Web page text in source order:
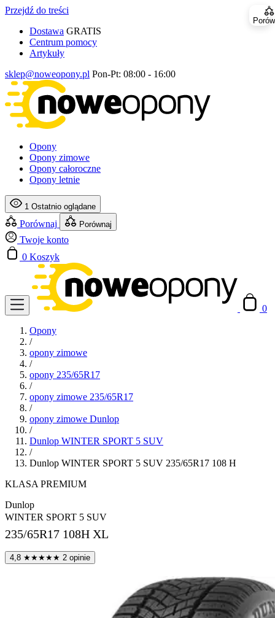
Przejdź do treści
Dostawa GRATIS
Centrum pomocy
Artykuły
sklep@noweopony.pl Pon-Pt: 08:00 - 16:00
Opony
Opony zimowe
Opony całoroczne
Opony letnie
1 Ostatnio oglądane
Porównaj Porównaj
Twoje konto
0 Koszyk
0
Opony
/
opony zimowe
/
opony 235/65R17
/
opony zimowe 235/65R17
/
opony zimowe Dunlop
/
Dunlop WINTER SPORT 5 SUV
/
Dunlop WINTER SPORT 5 SUV 235/65R17 108 H
KLASA PREMIUM
Dunlop
WINTER SPORT 5 SUV
235/65R17 108H XL
4,8 ★★★★★ 2 opinie